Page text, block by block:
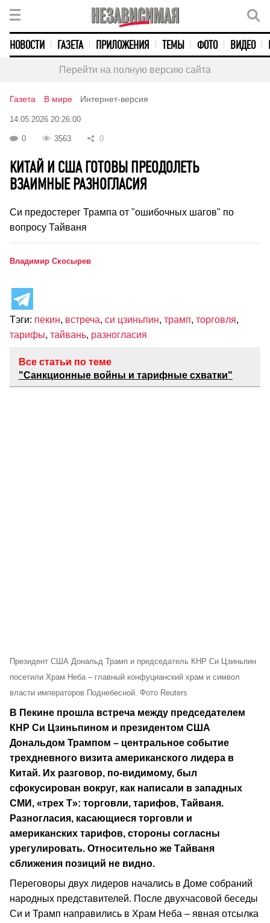
НОВОСТИ ГАЗЕТА ПРИЛОЖЕНИЯ ТЕМЫ ФОТО ВИДЕО
Перейти на полную версию сайта
Газета В мире Интернет-версия
14.05.2026 20:26:00
0 3563 0
КИТАЙ И США ГОТОВЫ ПРЕОДОЛЕТЬ
ВЗАИМНЫЕ РАЗНОГЛАСИЯ
Си предостерег Трампа от "ошибочных шагов" по
вопросу Тайваня
Владимир Скосырев
Тэги: пекин, встреча, си цзиньпин, трамп, торговля,
тарифы, тайвань, разногласия
Все статьи по теме
"Санкционные войны и тарифные схватки"
Президент США Дональд Трамп и председатель КНР Си Цзиньпин
посетили Храм Неба – главный конфуцианский храм и символ
власти императоров Поднебесной. Фото Reuters
В Пекине прошла встреча между председателем
КНР Си Цзиньпином и президентом США
Дональдом Трампом – центральное событие
трехдневного визита американского лидера в
Китай. Их разговор, по-видимому, был
сфокусирован вокруг, как написали в западных
СМИ, «трех Т»: торговли, тарифов, Тайваня.
Разногласия, касающиеся торговли и
американских тарифов, стороны согласны
урегулировать. Относительно же Тайваня
сближения позиций не видно.
Переговоры двух лидеров начались в Доме собраний
народных представителей. После двухчасовой беседы
Си и Трамп направились в Храм Неба – явная отсылка